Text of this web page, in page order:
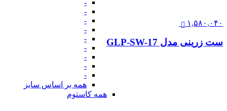
-
-
-
-
-
-
-
-
-
همه بر اساس سایز
همه کاستوم
۱,۵۸۰,۰۴۰
ست زرینی مدل GLP-SW-17